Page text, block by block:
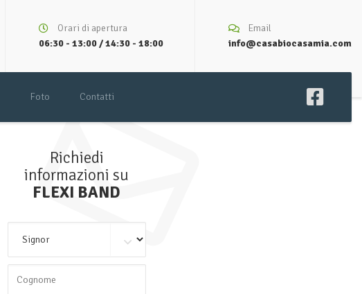
Orari di apertura
06:30 - 13:00 / 14:30 - 18:00
Email
info@casabiocasamia.com
Foto Contatti
Richiedi
informazioni su
FLEXI BAND